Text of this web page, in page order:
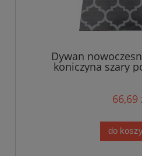
Dywan
koniczyna szary
66,69
do